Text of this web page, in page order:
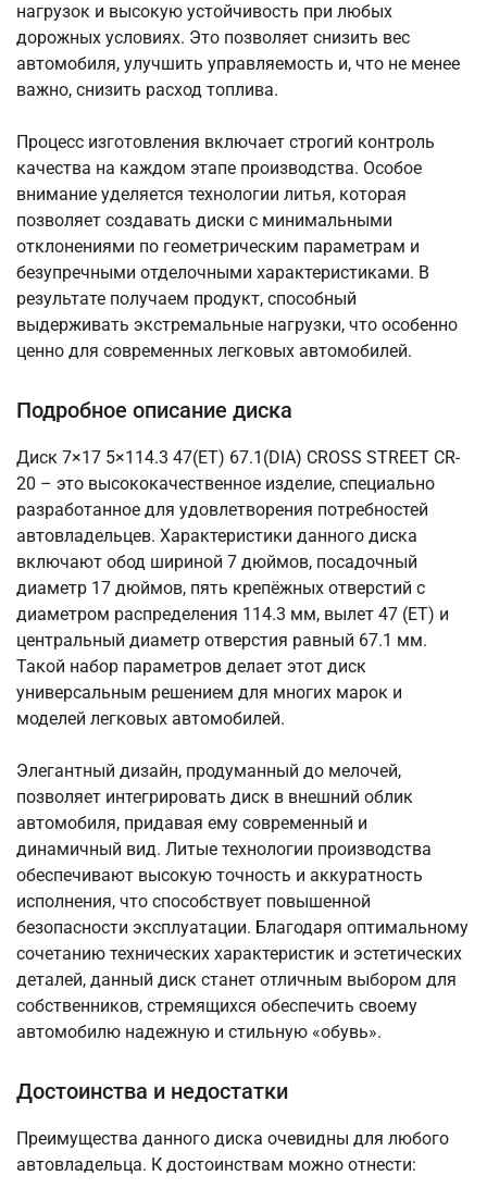
нагрузок и высокую устойчивость при любых
дорожных условиях. Это позволяет снизить вес
автомобиля, улучшить управляемость и, что не менее
важно, снизить расход топлива.
Процесс изготовления включает строгий контроль
качества на каждом этапе производства. Особое
внимание уделяется технологии литья, которая
позволяет создавать диски с минимальными
отклонениями по геометрическим параметрам и
безупречными отделочными характеристиками. В
результате получаем продукт, способный
выдерживать экстремальные нагрузки, что особенно
ценно для современных легковых автомобилей.
Подробное описание диска
Диск 7×17 5×114.3 47(ET) 67.1(DIA) CROSS STREET CR-
20 – это высококачественное изделие, специально
разработанное для удовлетворения потребностей
автовладельцев. Характеристики данного диска
включают обод шириной 7 дюймов, посадочный
диаметр 17 дюймов, пять крепёжных отверстий с
диаметром распределения 114.3 мм, вылет 47 (ET) и
центральный диаметр отверстия равный 67.1 мм.
Такой набор параметров делает этот диск
универсальным решением для многих марок и
моделей легковых автомобилей.
Элегантный дизайн, продуманный до мелочей,
позволяет интегрировать диск в внешний облик
автомобиля, придавая ему современный и
динамичный вид. Литые технологии производства
обеспечивают высокую точность и аккуратность
исполнения, что способствует повышенной
безопасности эксплуатации. Благодаря оптимальному
сочетанию технических характеристик и эстетических
деталей, данный диск станет отличным выбором для
собственников, стремящихся обеспечить своему
автомобилю надежную и стильную «обувь».
Достоинства и недостатки
Преимущества данного диска очевидны для любого
автовладельца. К достоинствам можно отнести: